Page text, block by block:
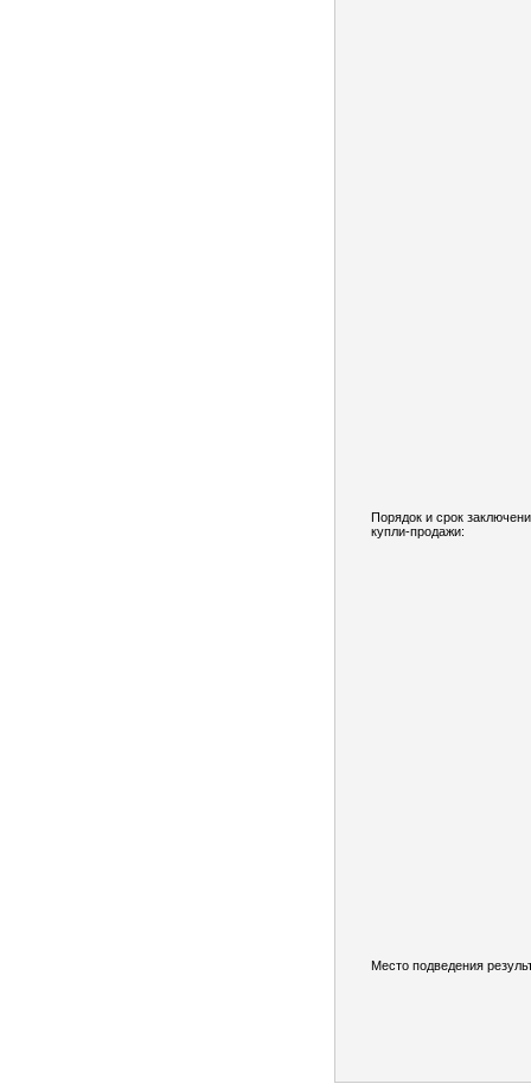
Порядок и срок
купли-продажи:
Место подведения